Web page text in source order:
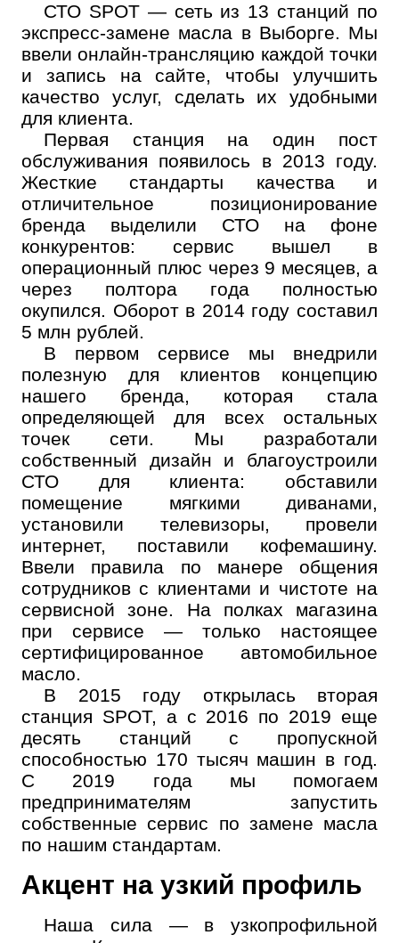
СТО SPOT — сеть из 13 станций по
экспресс-замене масла в Выборге. Мы
ввели онлайн-трансляцию каждой точки
и запись на сайте, чтобы улучшить
качество услуг, сделать их удобными
для клиента.
Первая станция на один пост
обслуживания появилось в 2013 году.
Жесткие стандарты качества и
отличительное позиционирование
бренда выделили СТО на фоне
конкурентов: сервис вышел в
операционный плюс через 9 месяцев, а
через полтора года полностью
окупился. Оборот в 2014 году составил
5 млн рублей.
В первом сервисе мы внедрили
полезную для клиентов концепцию
нашего бренда, которая стала
определяющей для всех остальных
точек сети. Мы разработали
собственный дизайн и благоустроили
СТО для клиента: обставили
помещение мягкими диванами,
установили телевизоры, провели
интернет, поставили кофемашину.
Ввели правила по манере общения
сотрудников с клиентами и чистоте на
сервисной зоне. На полках магазина
при сервисе — только настоящее
сертифицированное автомобильное
масло.
В 2015 году открылась вторая
станция SPOT, а с 2016 по 2019 еще
десять станций с пропускной
способностью 170 тысяч машин в год.
С 2019 года мы помогаем
предпринимателям запустить
собственные сервис по замене масла
по нашим стандартам.
Акцент на узкий профиль
Наша сила — в узкопрофильной
Выберите одну или несколько услуг